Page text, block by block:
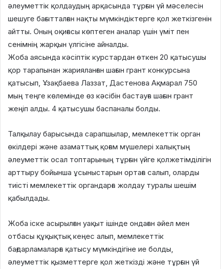
әлеуметтік қолдаудың арқасында тұрғын үй мәселесін
шешуге бағытталған нақты мүмкіндіктерге қол жеткізгенін
айтты. Оның оқиғасы көптеген аналар үшін үміт пен
сенімнің жарқын үлгісіне айналды.
Жоба аясында кәсіптік курстардан өткен 20 қатысушы
қор тарапынан жарияланған шағын грант конкурсына
қатысып, Ұзақбаева Лаззат, Дастенова Ақмарал 750
мың теңге көлемінде өз кәсібін бастауға шағын грант
жеңіп алды. 4 қатысушы баспаналы болды.
Талқылау барысында сарапшылар, мемлекеттік орган
өкілдері және азаматтық қоғам мүшелері халықтың
әлеуметтік осал топтарының тұрғын үйге қолжетімділігін
арттыру бойынша ұсыныстарын ортаға салып, оларды
тиісті мемлекеттік органдарға жолдау туралы шешім
қабылдады.
Жоба іске асырылған уақыт ішінде ондаған әйел мен
отбасы құқықтық кеңес алып, мемлекеттік
бағдарламаларға қатысу мүмкіндігіне ие болды,
әлеуметтік қызметтерге қол жеткізді және тұрғын үй